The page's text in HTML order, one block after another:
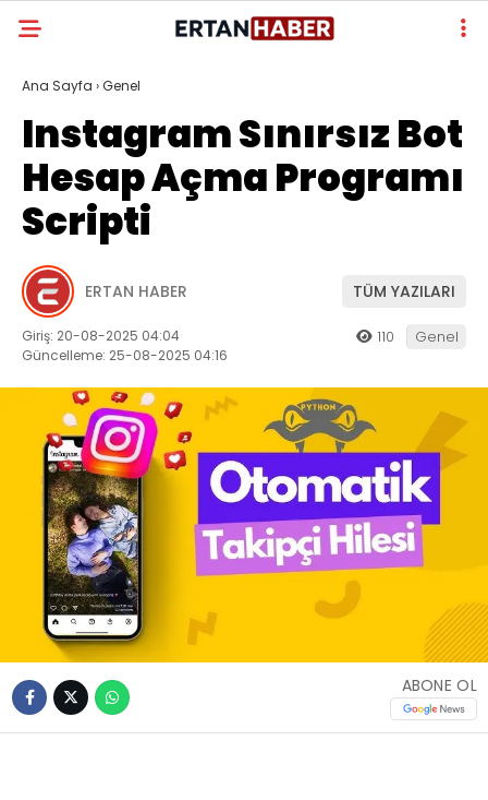
Ana Sayfa ›Genel
Instagram Sınırsız Bot
Hesap Açma Programı
Scripti
ERTAN HABER TÜM YAZILARI
Giriş: 20-08-2025 04:04
Güncelleme: 25-08-2025 04:16
110 Genel
ABONE OL